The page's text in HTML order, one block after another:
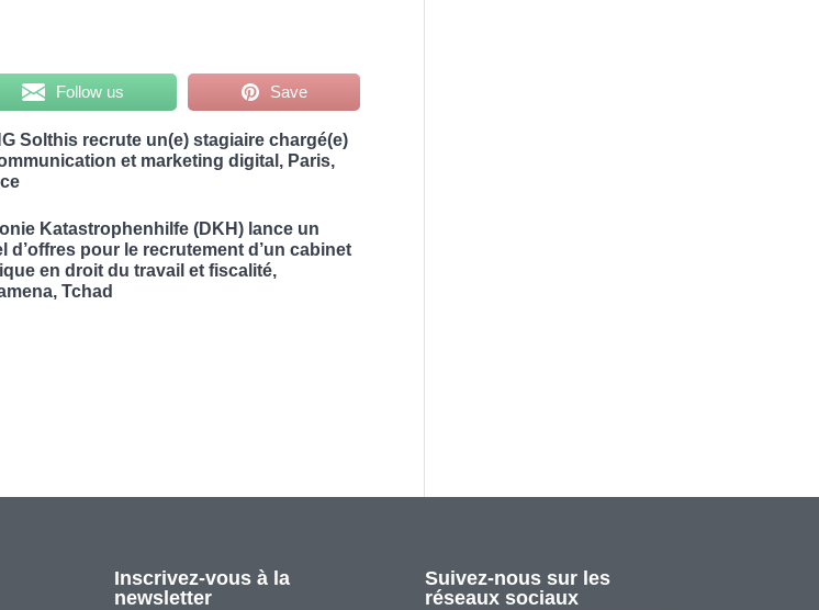
Follow us Save
Solthis recrute un(e) stagiaire chargé(e)
et marketing digital, Paris,
Katastrophenhilfe (DKH) lance un
d’offres pour le recrutement d’un cabinet
en droit du travail et fiscalité,
Tchad
Inscrivez-vous à la
newsletter
Suivez-nous sur les
réseaux sociaux